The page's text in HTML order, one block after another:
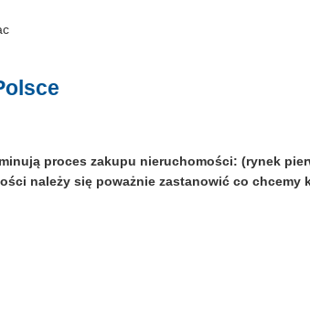
proces zakupu nieruchomości: (rynek
należy się poważnie zastanowić co chcemy